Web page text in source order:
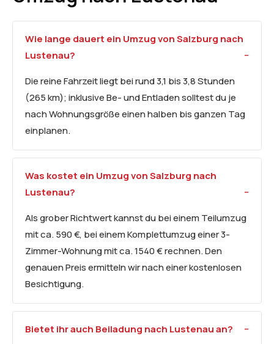
Wie lange dauert ein Umzug von Salzburg nach
Lustenau?
Die reine Fahrzeit liegt bei rund 3,1 bis 3,8 Stunden
(265 km); inklusive Be- und Entladen solltest du je
nach Wohnungsgröße einen halben bis ganzen Tag
einplanen.
Was kostet ein Umzug von Salzburg nach
Lustenau?
Als grober Richtwert kannst du bei einem Teilumzug
mit ca. 590 €, bei einem Komplettumzug einer 3-
Zimmer-Wohnung mit ca. 1540 € rechnen. Den
genauen Preis ermitteln wir nach einer kostenlosen
Besichtigung.
Bietet ihr auch Beiladung nach Lustenau an?